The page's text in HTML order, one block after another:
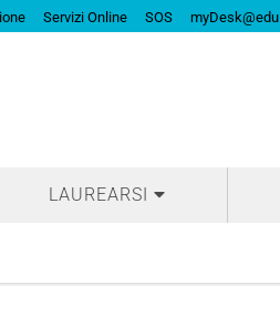
Servizi Online SOS myDesk@edu
LAUREARSI